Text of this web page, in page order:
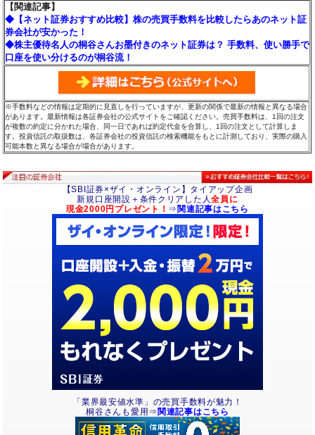
【関連記事】
◆【ネット証券おすすめ比較】株の売買手数料を比較したらあのネット証
券会社が安かった！
◆株主優待名人の桐谷さんお墨付きのネット証券は？ 手数料、使い勝手で
口座を使い分けるのが桐谷流！
※手数料などの情報は定期的に見直しを行っていますが、更新の関係で最新の情報と異なる場合
があります。最新情報は各証券会社の公式サイトをご確認ください。売買手数料は、1回の注文
が複数の約定に分かれた場合、同一日であれば約定代金を合算し、1回の注文として計算しま
す。投資信託の取扱数は、各証券会社の投資信託の検索機能をもとに計測しており、実際の購入
可能本数と異なる場合が場合があります。
【SBI証券×ザイ・オンライン】タイアップ企画
新規口座開設＋条件クリアした人全員に
現金2000円プレゼント！ ⇒ 関連記事はこちら
「業界最安値水準」の売買手数料が魅力！
桐谷さんも愛用⇒ 関連記事はこちら